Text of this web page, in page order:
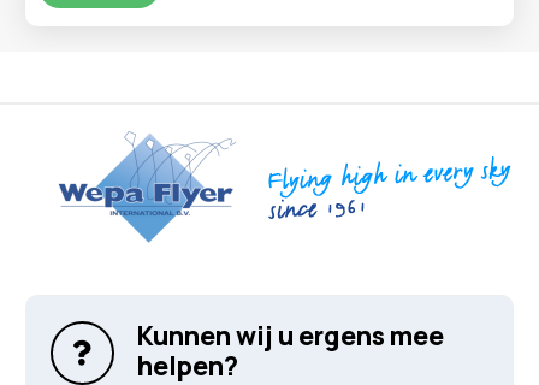
Kunnen wij u ergens mee
helpen?